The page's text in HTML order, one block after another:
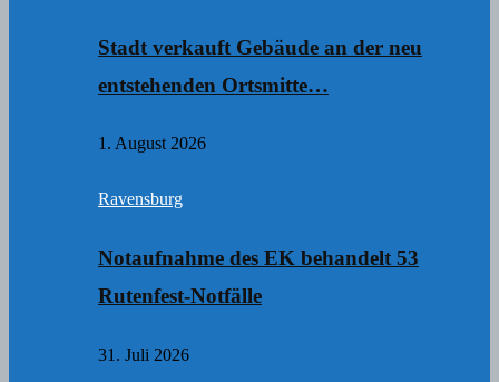
Stadt verkauft Gebäude an der neu
entstehenden Ortsmitte…
1. August 2026
Ravensburg
Notaufnahme des EK behandelt 53
Rutenfest-Notfälle
31. Juli 2026